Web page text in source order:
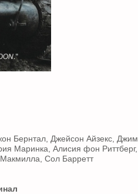
Бернтал, Джейсон Айзекс, Джим
Маринка, Алисия фон Риттберг,
Сол Барретт